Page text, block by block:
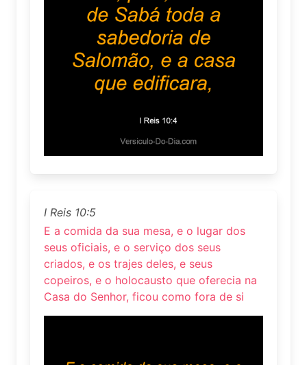
I Reis 10:5
E a comida da sua mesa, e o lugar dos
seus oficiais, e o serviço dos seus
criados, e os trajes deles, e seus
copeiros, e o holocausto que oferecia na
Casa do Senhor, ficou como fora de si